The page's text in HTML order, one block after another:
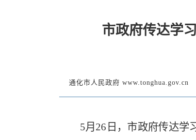
市政府传达学
通化市人民政府 www.tonghua.gov.cn
5月26日，市政府传达学习